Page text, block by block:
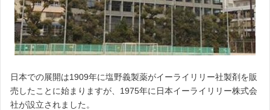
日本での展開は1909年に塩野義製薬がイーライリリー社製剤を販
売したことに始まりますが、1975年に日本イーライリリー株式会
社が設立されました。